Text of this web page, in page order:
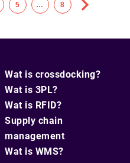
5 … 8
Wat is crossdocking?
Wat is 3PL?
Wat is RFID?
Supply chain
management
Wat is WMS?